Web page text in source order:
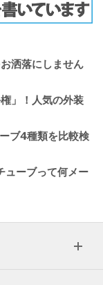
洒落にしません
」！人気の外装
ブ4種類を比較検
ューブって何メー